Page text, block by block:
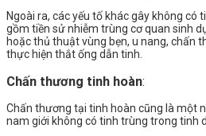
Ngoài ra, các yếu tố khác gây không có
gồm tiền sử nhiễm trùng cơ quan sinh
hoặc thủ thuật vùng bẹn, u nang, chấn
thực hiện thắt ống dẫn tinh.
Chấn thương tinh hoàn:
Chấn thương tại tinh hoàn cũng là một
nam giới không có tinh trùng trong tinh